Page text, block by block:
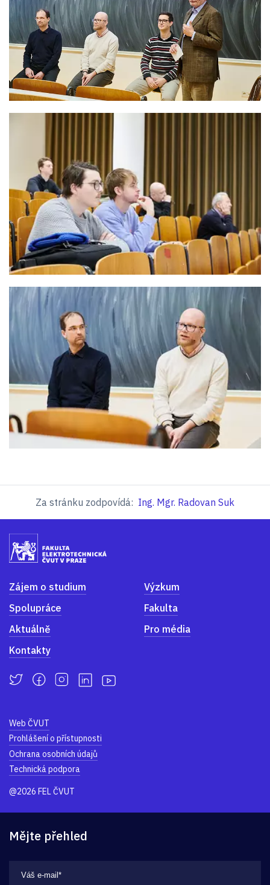
Za stránku zodpovídá: Ing. Mgr. Radovan Suk
Zájem o studium
Výzkum
Spolupráce
Fakulta
Aktuálně
Pro média
Kontakty
Web ČVUT
Prohlášení o přístupnosti
Ochrana osobních údajů
Technická podpora
@2026 FEL ČVUT
Mějte přehled